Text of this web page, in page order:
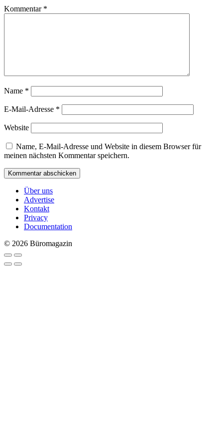
Kommentar *
Name *
E-Mail-Adresse *
Website
Name, E-Mail-Adresse und Website in diesem Browser für
meinen nächsten Kommentar speichern.
Über uns
Advertise
Kontakt
Privacy
Documentation
© 2026 Büromagazin